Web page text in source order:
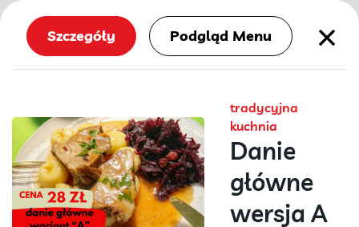
Szczegóły Podgląd Menu
tradycyjna
kuchnia
Danie
główne
wersja A